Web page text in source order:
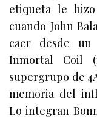
etiqueta le
cuando John
caer desde
Inmortal Coil
supergrupo de
memoria del
Lo integran